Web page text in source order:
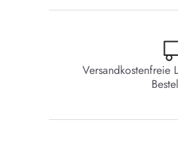
Versandkostenfreie